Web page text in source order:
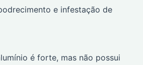
e infestação de
é forte, mas não possui